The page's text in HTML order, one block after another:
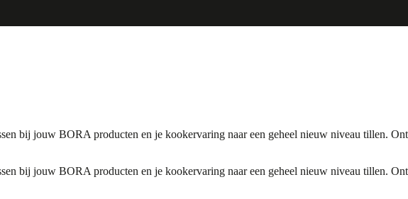
bij jouw BORA producten en je kookervaring naar een geheel nieuw niveau tillen.
bij jouw BORA producten en je kookervaring naar een geheel nieuw niveau tillen.